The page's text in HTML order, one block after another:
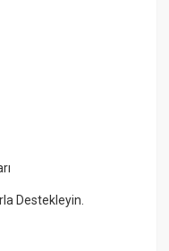
Destekleyin.